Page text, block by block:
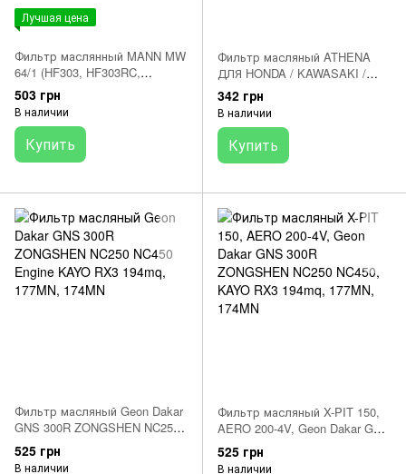
Лучшая цена
Фильтр маслянный MANN MW
64/1 (HF303, HF303RC,
COF203)
503 грн
В наличии
Купить
Фильтр масляный ATHENA
ДЛЯ HONDA / KAWASAKI /
POLARIS / YAMAHA (HF303)
FFP008
342 грн
В наличии
Купить
Фильтр масляный Geon Dakar
GNS 300R ZONGSHEN NC250
NC450 Engine KAYO RX3
194mq, 177MN, 174MN
525 грн
В наличии
Фильтр масляный X-PIT 150,
AERO 200-4V, Geon Dakar GNS
300R ZONGSHEN NC250
NC450, KAYO RX3 194mq,
525 грн
В наличии